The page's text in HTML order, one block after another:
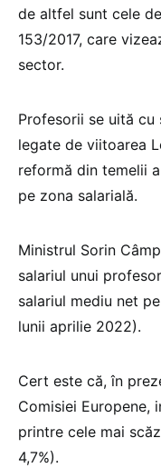
de altfel sunt cele
153/2017, care
sector.
Profesorii se uită cu
legate de viitoarea
reformă din temelii
pe zona salarială.
Ministrul Sorin
salariul unui
salariul mediu net
lunii aprilie 2022).
Cert este că, în
Comisiei Europene,
printre cele mai
4,7%).